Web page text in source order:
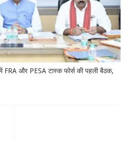
FRA और PESA टास्क फोर्स की पहली बैठक,